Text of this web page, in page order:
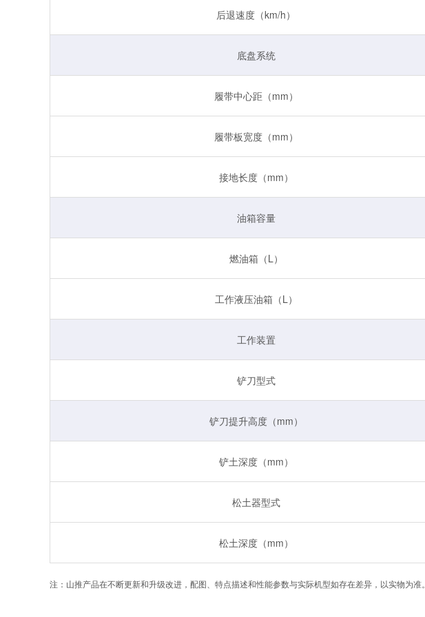
后退速度（km/h）
底盘系统
履带中心距（mm）
履带板宽度（mm）
接地长度（mm）
油箱容量
燃油箱（L）
工作液压油箱（L）
工作装置
铲刀型式
铲刀提升高度（mm）
铲土深度（mm）
松土器型式
松土深度（mm）
注：山推产品在不断更新和升级改进，配图、特点描述和性能参数与实际机型如存在差异，以实物为准。